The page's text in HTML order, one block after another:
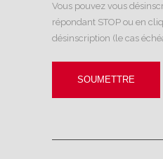
Vous pouvez vous
répondant STOP ou en
désinscription (le cas